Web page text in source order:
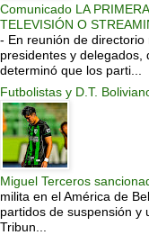
Comunicado LA
TELEVISIÓN O
- En reunión de
presidentes y delegados,
determinó que los parti...
Futbolistas y D.T.
Miguel Terceros
milita en el América de
partidos de suspensión y
Tribun...